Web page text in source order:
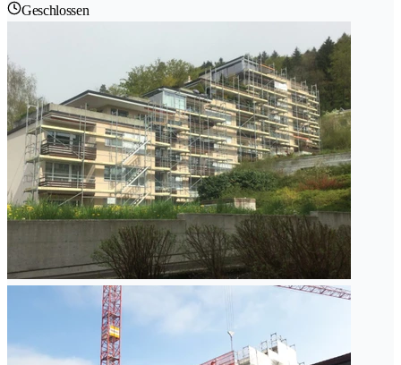
Geschlossen